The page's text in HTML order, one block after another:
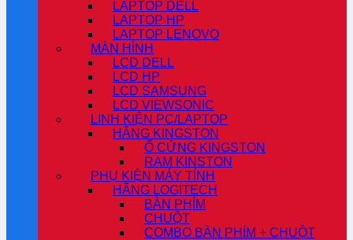
LAPTOP DELL
LAPTOP HP
LAPTOP LENOVO
MÀN HÌNH
LCD DELL
LCD HP
LCD SAMSUNG
LCD VIEWSONIC
LINH KIỆN PC/LAPTOP
HÃNG KINGSTON
Ổ CỨNG KINGSTON
RAM KINSTON
PHỤ KIỆN MÁY TÍNH
HÃNG LOGITECH
BÀN PHÍM
CHUỘT
COMBO BÀN PHÍM + CHUỘT